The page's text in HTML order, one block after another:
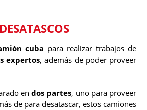
cuba para realizar trabajos de
expertos, además de poder proveer
endos partes, uno para proveer
de para desatascar, estos camiones